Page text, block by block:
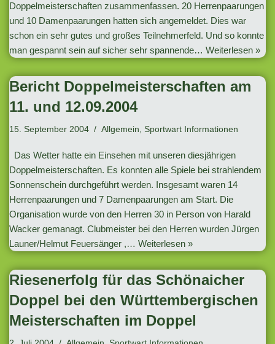
Doppelmeisterschaften zusammenfassen. 20 Herrenpaarungen
und 10 Damenpaarungen hatten sich angemeldet. Dies war
schon ein sehr gutes und großes Teilnehmerfeld. Und so konnte
man gespannt sein auf sicher sehr spannende… Weiterlesen »
Bericht Doppelmeisterschaften am
11. und 12.09.2004
15. September 2004 Allgemein, Sportwart Informationen
Das Wetter hatte ein Einsehen mit unseren diesjährigen
Doppelmeisterschaften. Es konnten alle Spiele bei strahlendem
Sonnenschein durchgeführt werden. Insgesamt waren 14
Herrenpaarungen und 7 Damenpaarungen am Start. Die
Organisation wurde von den Herren 30 in Person von Harald
Wacker gemanagt. Clubmeister bei den Herren wurden Jürgen
Launer/Helmut Feuersänger ,… Weiterlesen »
Riesenerfolg für das Schönaicher
Doppel bei den Württembergischen
Meisterschaften im Doppel